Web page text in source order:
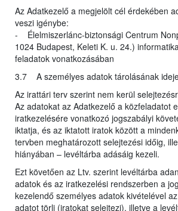
Az Adatkezelő a megjelölt cél érdekében
veszi igénybe:
- Élelmiszerlánc-biztonsági Centrum
1024 Budapest, Keleti K. u. 24.)
feladatok vonatkozásában
3.7 A személyes adatok tárolásának
Az irattári terv szerint nem kerül
Az adatokat az Adatkezelő a közfeladatot
iratkezelésére vonatkozó jogszabályi
iktatja, és az iktatott iratok között a
tervben meghatározott selejtezési időig,
hiányában – levéltárba adásáig kezeli.
Ezt követően az Ltv. szerint levéltárba
adatok és az iratkezelési rendszerben a
kezelendő személyes adatok kivételével
adatot törli (iratokat selejtezi), illetve a